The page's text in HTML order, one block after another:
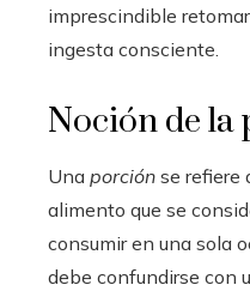
imprescindible
ingesta consciente.
Noción de la
Una porción se refiere
alimento que se
consumir en una sola
debe confundirse con